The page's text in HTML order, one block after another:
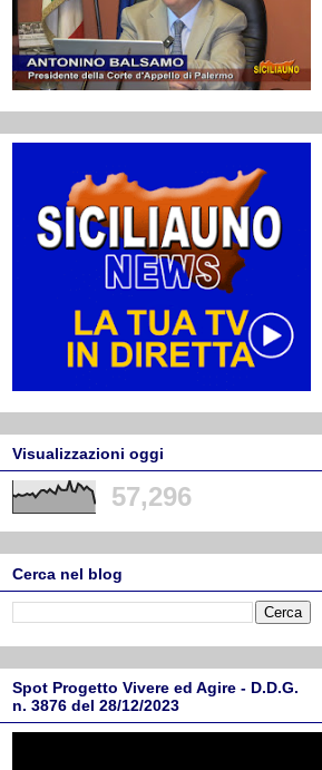
Visualizzazioni oggi
57,296
Cerca nel blog
Spot Progetto Vivere ed Agire - D.D.G.
n. 3876 del 28/12/2023